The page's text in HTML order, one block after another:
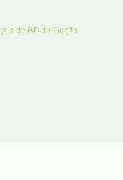
de BD de Ficção